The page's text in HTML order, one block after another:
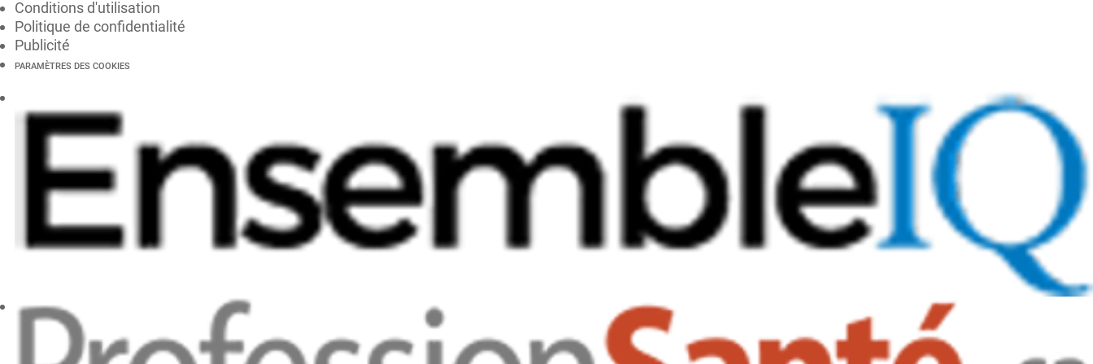
Conditions d'utilisation
Politique de confidentialité
Publicité
PARAMÈTRES DES COOKIES